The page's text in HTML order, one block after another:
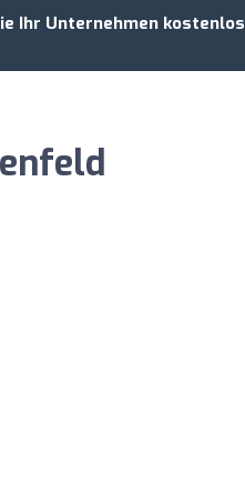
Ihr Unternehmen kostenlos